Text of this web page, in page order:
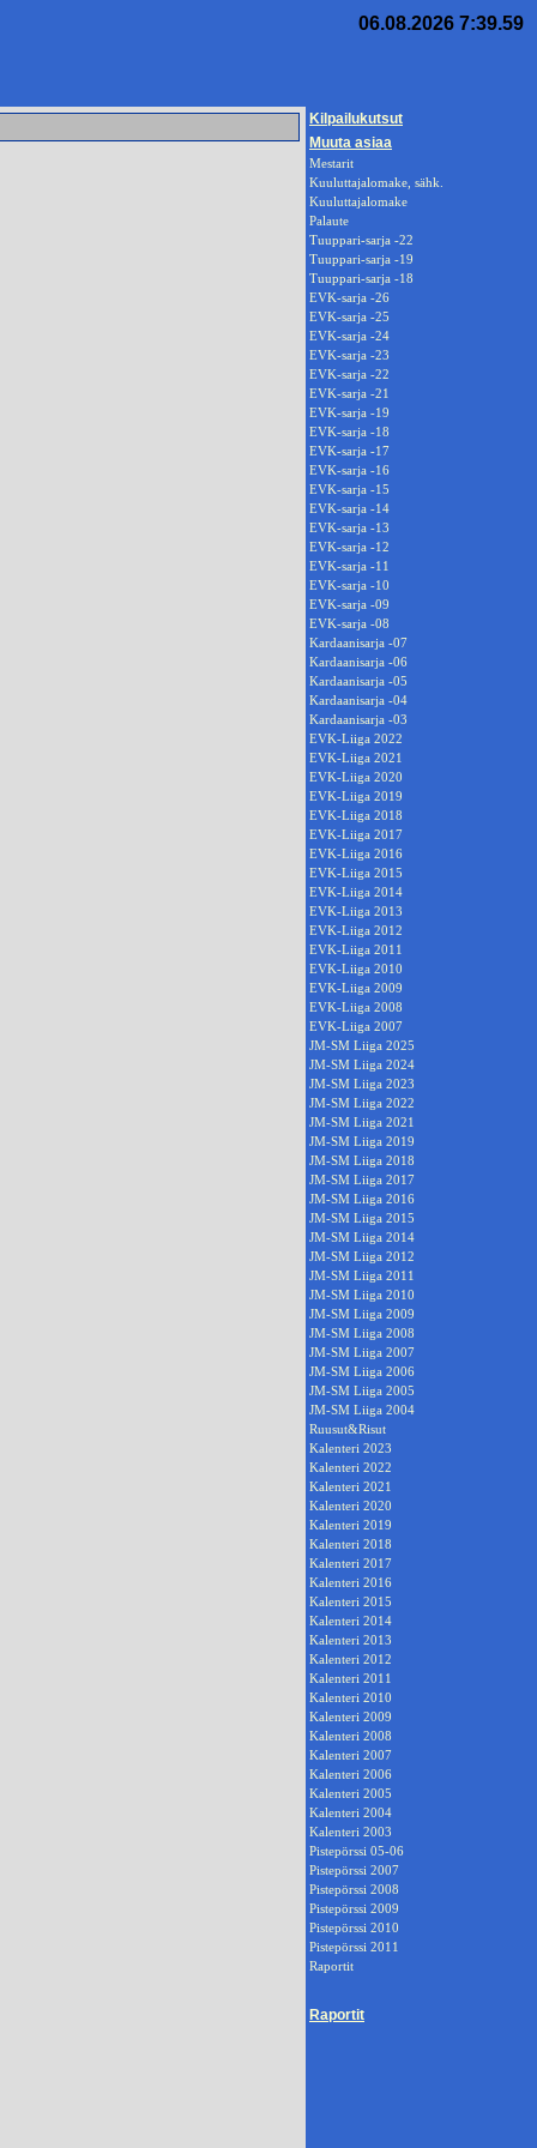
06.08.2026 7:39.59
Kilpailukutsut
Muuta asiaa
Mestarit
Kuuluttajalomake, sähk.
Kuuluttajalomake
Palaute
Tuuppari-sarja -22
Tuuppari-sarja -19
Tuuppari-sarja -18
EVK-sarja -26
EVK-sarja -25
EVK-sarja -24
EVK-sarja -23
EVK-sarja -22
EVK-sarja -21
EVK-sarja -19
EVK-sarja -18
EVK-sarja -17
EVK-sarja -16
EVK-sarja -15
EVK-sarja -14
EVK-sarja -13
EVK-sarja -12
EVK-sarja -11
EVK-sarja -10
EVK-sarja -09
EVK-sarja -08
Kardaanisarja -07
Kardaanisarja -06
Kardaanisarja -05
Kardaanisarja -04
Kardaanisarja -03
EVK-Liiga 2022
EVK-Liiga 2021
EVK-Liiga 2020
EVK-Liiga 2019
EVK-Liiga 2018
EVK-Liiga 2017
EVK-Liiga 2016
EVK-Liiga 2015
EVK-Liiga 2014
EVK-Liiga 2013
EVK-Liiga 2012
EVK-Liiga 2011
EVK-Liiga 2010
EVK-Liiga 2009
EVK-Liiga 2008
EVK-Liiga 2007
JM-SM Liiga 2025
JM-SM Liiga 2024
JM-SM Liiga 2023
JM-SM Liiga 2022
JM-SM Liiga 2021
JM-SM Liiga 2019
JM-SM Liiga 2018
JM-SM Liiga 2017
JM-SM Liiga 2016
JM-SM Liiga 2015
JM-SM Liiga 2014
JM-SM Liiga 2012
JM-SM Liiga 2011
JM-SM Liiga 2010
JM-SM Liiga 2009
JM-SM Liiga 2008
JM-SM Liiga 2007
JM-SM Liiga 2006
JM-SM Liiga 2005
JM-SM Liiga 2004
Ruusut&Risut
Kalenteri 2023
Kalenteri 2022
Kalenteri 2021
Kalenteri 2020
Kalenteri 2019
Kalenteri 2018
Kalenteri 2017
Kalenteri 2016
Kalenteri 2015
Kalenteri 2014
Kalenteri 2013
Kalenteri 2012
Kalenteri 2011
Kalenteri 2010
Kalenteri 2009
Kalenteri 2008
Kalenteri 2007
Kalenteri 2006
Kalenteri 2005
Kalenteri 2004
Kalenteri 2003
Pistepörssi 05-06
Pistepörssi 2007
Pistepörssi 2008
Pistepörssi 2009
Pistepörssi 2010
Pistepörssi 2011
Raportit
Raportit